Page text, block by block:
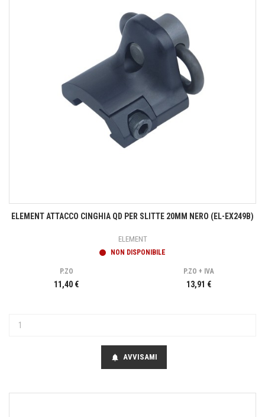
ELEMENT ATTACCO CINGHIA QD PER SLITTE 20MM NERO (EL-EX249B)
ELEMENT
NON DISPONIBILE
P.ZO
11,40 €
P.ZO + IVA
13,91 €
notifications AVVISAMI